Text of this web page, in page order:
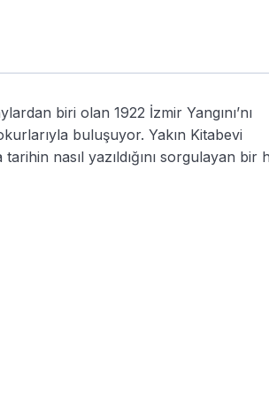
biri olan 1922 İzmir Yangını’nı
okurlarıyla buluşuyor. Yakın Kitabevi
nasıl yazıldığını sorgulayan bir